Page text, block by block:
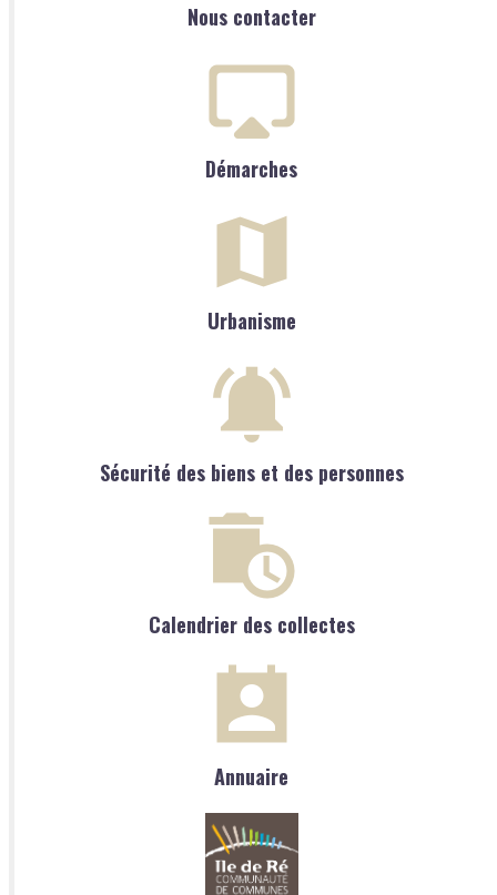
Nous contacter
Démarches
Urbanisme
Sécurité des biens et des personnes
Calendrier des collectes
Annuaire